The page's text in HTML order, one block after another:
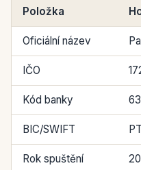
Položka
Oficiální název
IČO
Kód banky
BIC/SWIFT
Rok spuštění